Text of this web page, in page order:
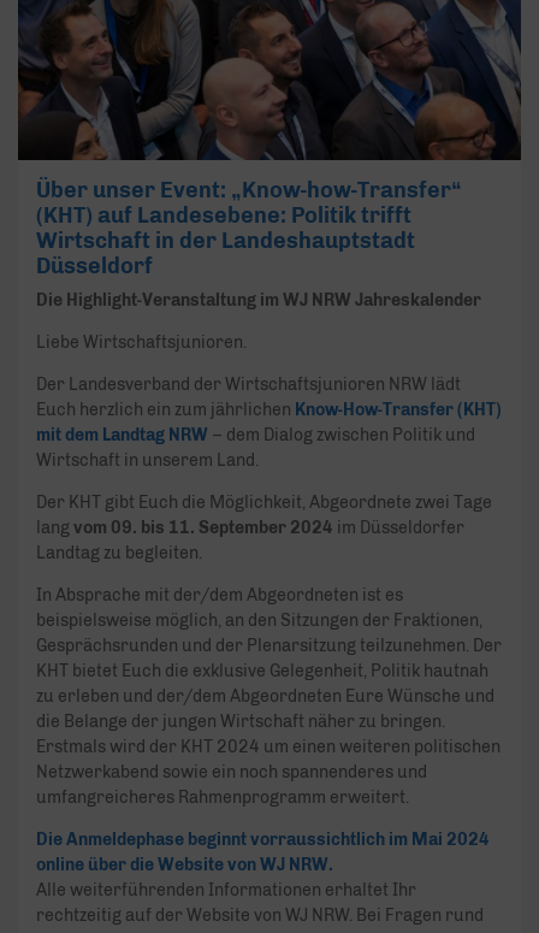
Über unser Event: „Know-how-Transfer“
(KHT) auf Landesebene: Politik trifft
Wirtschaft in der Landeshauptstadt
Düsseldorf
Die Highlight-Veranstaltung im WJ NRW Jahreskalender
Liebe Wirtschaftsjunioren.
Der Landesverband der Wirtschaftsjunioren NRW lädt
Euch herzlich ein zum jährlichen Know-How-Transfer (KHT)
mit dem Landtag NRW – dem Dialog zwischen Politik und
Wirtschaft in unserem Land.
Der KHT gibt Euch die Möglichkeit, Abgeordnete zwei Tage
langvom 09. bis 11. September 2024 im Düsseldorfer
Landtag zu begleiten.
In Absprache mit der/dem Abgeordneten ist es
beispielsweise möglich, an den Sitzungen der Fraktionen,
Gesprächsrunden und der Plenarsitzung teilzunehmen. Der
KHT bietet Euch die exklusive Gelegenheit, Politik hautnah
zu erleben und der/dem Abgeordneten Eure Wünsche und
die Belange der jungen Wirtschaft näher zu bringen.
Erstmals wird der KHT 2024 um einen weiteren politischen
Netzwerkabend sowie ein noch spannenderes und
umfangreicheres Rahmenprogramm erweitert.
Die Anmeldephase beginnt vorraussichtlich im Mai 2024
online über die Website von WJ NRW.
Alle weiterführenden Informationen erhaltet Ihr
rechtzeitig auf der Website von WJ NRW. Bei Fragen rund